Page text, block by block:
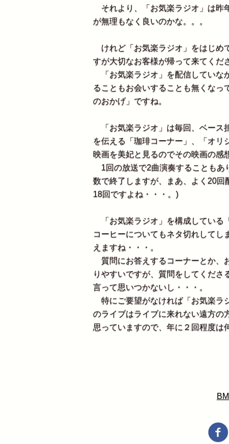
それより、「お気楽ラジオ」は昨
が無理もなく良いのかな。。。
けれど「お気楽ラジオ」をはじめ
すが大切なお客様が帰って来てくだ
「お気楽ラジオ」を配信していな
ることもお会いすることも無くな
のおかげ」ですね。
「お気楽ラジオ」は毎回、ベース
を伝える「珈琲コーナー」、「オリ
映画を美妃と見るのでその映画の感
1回の放送で2曲演奏することもあ
数で終了しますが、まあ、よく20
18回ですよね・・・。)
「お気楽ラジオ」を構成している
コーヒーについてもネタ切れしてし
えますね・・・。
質問にお答えするコーナーとか、
りやすいですが、質問をしてくだ
言って思いつかないし・・・。
特にご要望がなければ「お気楽ラ
のライブはライブに来れない遠方の
思っていますので、年に２回程度は